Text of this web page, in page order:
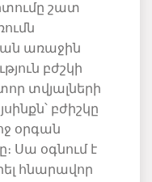
շատ
առաջին
բժշկի
տվյալների
բժիշկը
օրգան
Սա օգնում է
հնարավոր